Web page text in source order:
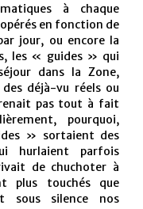
à chaque
en fonction de
jour, ou encore la
les « guides » qui
dans la Zone,
déjà-vu réels ou
pas tout à fait
pourquoi,
» sortaient des
hurlaient parfois
de chuchoter à
plus touchés que
sous silence nos